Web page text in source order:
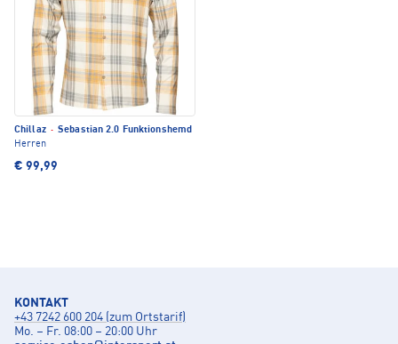
Chillaz · Sebastian 2.0 Funktionshemd
Herren
€ 99,99
KONTAKT
+43 7242 600 204 (zum Ortstarif)
Mo. – Fr. 08:00 – 20:00 Uhr